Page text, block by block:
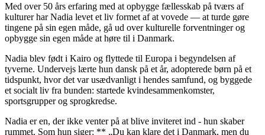
Med over 50 års erfaring med at opbygge fællesskab på tværs af
kulturer har Nadia levet et liv formet af at vovede — at turde gøre
tingene på sin egen måde, gå ud over kulturelle forventninger og
opbygge sin egen måde at høre til i Danmark.
Nadia blev født i Kairo og flyttede til Europa i begyndelsen af
tyverne. Undervejs lærte hun dansk på et år, adopterede børn på et
tidspunkt, hvor det var usædvanligt i hendes samfund, og byggede
et socialt liv fra bunden: startede kvindesammenkomster,
sportsgrupper og sprogkredse.
Nadia er en, der ikke venter på at blive inviteret ind - hun skaber
rummet. Som hun siger: ** „Du kan klare det i Danmark, men du